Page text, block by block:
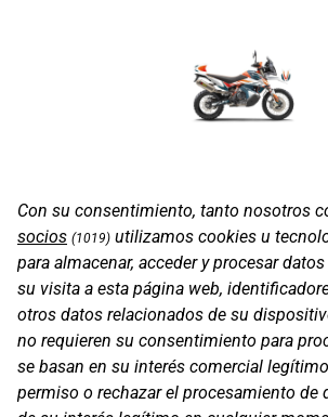
Con su consentimiento, tanto nosotros
socios (1019) utilizamos cookies u
para almacenar, acceder y procesar
su visita a esta página web,
otros datos relacionados de su
no requieren su consentimiento para
se basan en su interés comercial
permiso o rechazar el procesamiento de